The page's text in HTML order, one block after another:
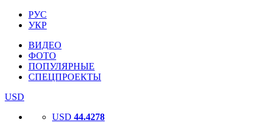
РУС
УКР
ВИДЕО
ФОТО
ПОПУЛЯРНЫЕ
СПЕЦПРОЕКТЫ
USD
USD 44.4278